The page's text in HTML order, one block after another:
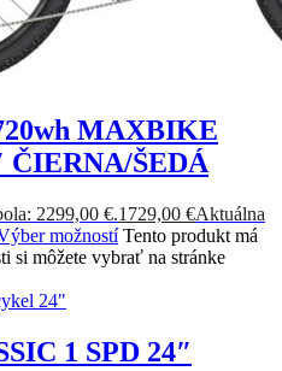
MAXBIKE
ČIERNA/ŠEDÁ
2299,00 €.1729,00 €Aktuálna
možností Tento produkt má
si môžete vybrať na stránke
1 SPD 24″